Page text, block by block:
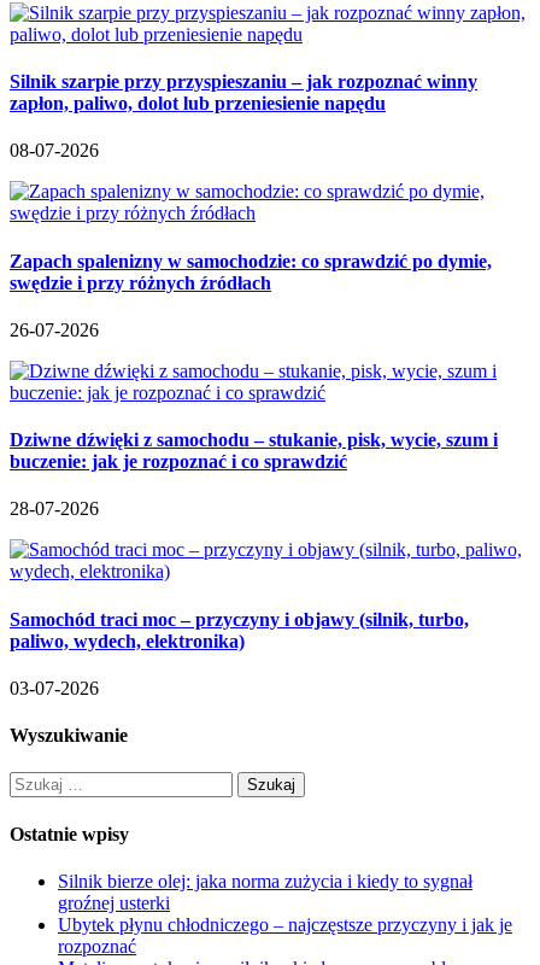
Silnik szarpie przy przyspieszaniu – jak rozpoznać winny
zapłon, paliwo, dolot lub przeniesienie napędu
08-07-2026
Zapach spalenizny w samochodzie: co sprawdzić po dymie,
swędzie i przy różnych źródłach
26-07-2026
Dziwne dźwięki z samochodu – stukanie, pisk, wycie, szum i
buczenie: jak je rozpoznać i co sprawdzić
28-07-2026
Samochód traci moc – przyczyny i objawy (silnik, turbo,
paliwo, wydech, elektronika)
03-07-2026
Wyszukiwanie
Szukaj:
Ostatnie wpisy
Silnik bierze olej: jaka norma zużycia i kiedy to sygnał
groźnej usterki
Ubytek płynu chłodniczego – najczęstsze przyczyny i jak je
rozpoznać